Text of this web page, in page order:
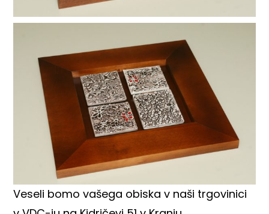
Veseli bomo vašega obiska v naši trgovinici